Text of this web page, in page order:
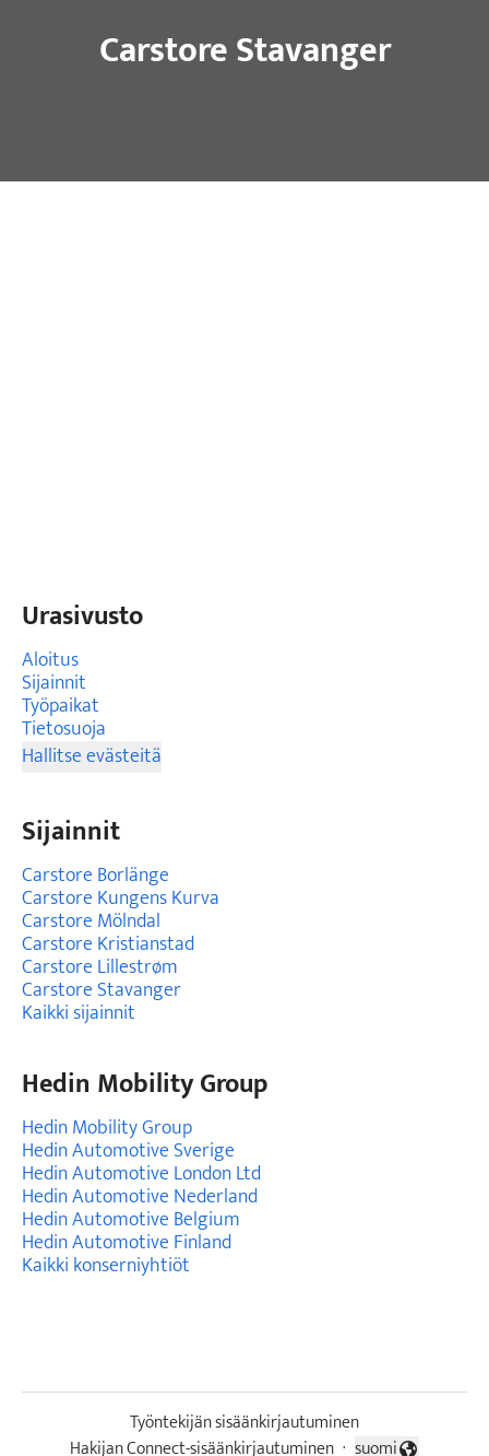
Carstore Stavanger
Urasivusto
Aloitus
Sijainnit
Työpaikat
Tietosuoja
Hallitse evästeitä
Sijainnit
Carstore Borlänge
Carstore Kungens Kurva
Carstore Mölndal
Carstore Kristianstad
Carstore Lillestrøm
Carstore Stavanger
Kaikki sijainnit
Hedin Mobility Group
Hedin Mobility Group
Hedin Automotive Sverige
Hedin Automotive London Ltd
Hedin Automotive Nederland
Hedin Automotive Belgium
Hedin Automotive Finland
Kaikki konserniyhtiöt
Työntekijän sisäänkirjautuminen
Hakijan Connect-sisäänkirjautuminen · suomi